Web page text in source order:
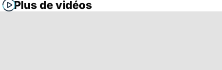
Plus de vidéos